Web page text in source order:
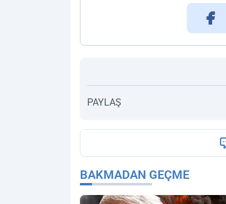
PAYLAŞ
BAKMADAN GEÇME